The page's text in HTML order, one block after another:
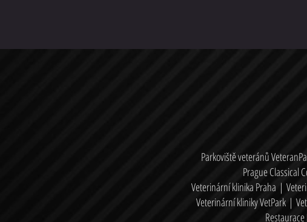
Parkoviště veteránů
Prague Classical
Veterinární klinika Praha |
Veterinární kliniky VetPark |